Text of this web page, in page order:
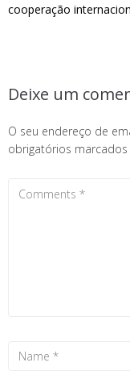
cooperação
Deixe um
O seu endereço de
obrigatórios